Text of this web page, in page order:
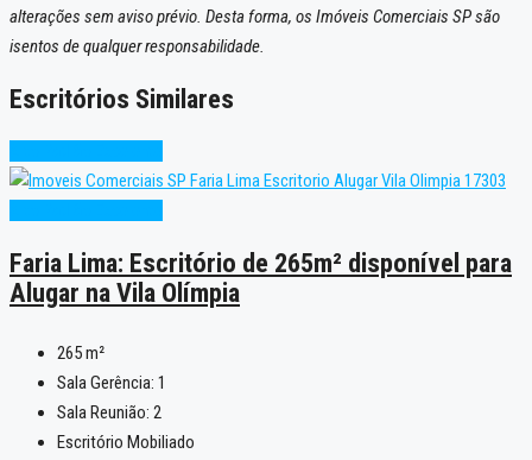
alterações sem aviso prévio. Desta forma, os Imóveis Comerciais SP são
isentos de qualquer responsabilidade.
Escritórios Similares
Faria Lima: Escritório de 265m² disponível para
Alugar na Vila Olímpia
265m²
Sala Gerência: 1
Sala Reunião: 2
Escritório Mobiliado